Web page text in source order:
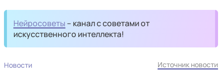
Нейросоветы – канал с советами от
искусственного интеллекта!
Новости Источник новости